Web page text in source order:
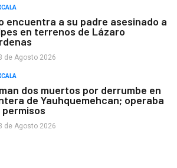
encuentra a su padre asesinado a
en terrenos de Lázaro
de Agosto 2026
dos muertos por derrumbe en
de Yauhquemehcan; operaba
permisos
de Agosto 2026